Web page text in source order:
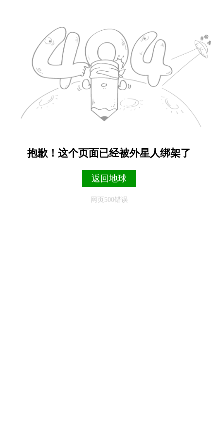
抱歉！这个页面已经被外星人绑架了
返回地球
网页500错误